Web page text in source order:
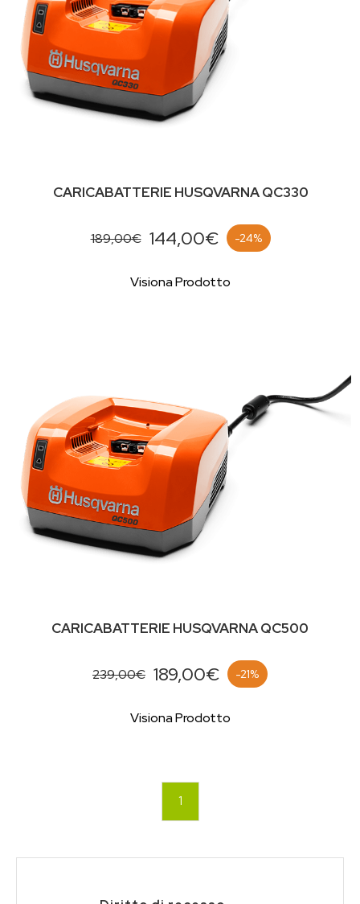
CARICABATTERIE HUSQVARNA QC330
189,00€ 144,00€ -24%
Visiona Prodotto
CARICABATTERIE HUSQVARNA QC500
239,00€ 189,00€ -21%
Visiona Prodotto
1